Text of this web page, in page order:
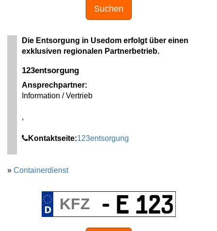
Suchen
Die Entsorgung in Usedom erfolgt über einen
exklusiven regionalen Partnerbetrieb.
123entsorgung
Ansprechpartner:
Information / Vertrieb
,
Kontaktseite:123entsorgung
» Containerdienst